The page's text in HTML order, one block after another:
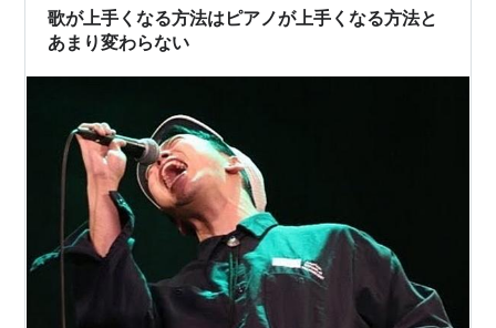
歌が上手くなる方法はピアノが上手くなる方法と
あまり変わらない